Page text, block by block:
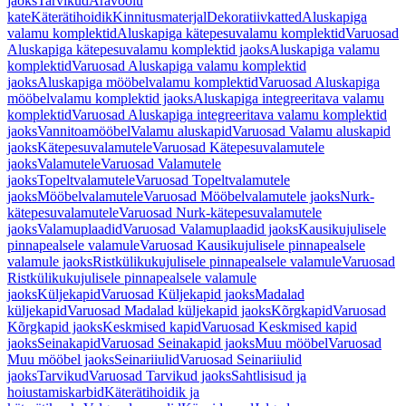
kateKäterätihoidikKinnitusmaterjalDekoratiivkattedAluskapiga
valamu komplektidAluskapiga kätepesuvalamu komplektidVaruosad
Aluskapiga kätepesuvalamu komplektid jaoksAluskapiga valamu
komplektidVaruosad Aluskapiga valamu komplektid
jaoksAluskapiga mööbelvalamu komplektidVaruosad Aluskapiga
mööbelvalamu komplektid jaoksAluskapiga integreeritava valamu
komplektidVaruosad Aluskapiga integreeritava valamu komplektid
jaoksVannitoamööbelValamu aluskapidVaruosad Valamu aluskapid
jaoksKätepesuvalamuteleVaruosad Kätepesuvalamutele
jaoksValamuteleVaruosad Valamutele
jaoksTopeltvalamuteleVaruosad Topeltvalamutele
jaoksMööbelvalamuteleVaruosad Mööbelvalamutele jaoksNurk-
kätepesuvalamuteleVaruosad Nurk-kätepesuvalamutele
jaoksValamuplaadidVaruosad Valamuplaadid jaoksKausikujulisele
pinnapealsele valamuleVaruosad Kausikujulisele pinnapealsele
valamule jaoksRistkülikukujulisele pinnapealsele valamuleVaruosad
Ristkülikukujulisele pinnapealsele valamule
jaoksKüljekapidVaruosad Küljekapid jaoksMadalad
küljekapidVaruosad Madalad küljekapid jaoksKõrgkapidVaruosad
Kõrgkapid jaoksKeskmised kapidVaruosad Keskmised kapid
jaoksSeinakapidVaruosad Seinakapid jaoksMuu mööbelVaruosad
Muu mööbel jaoksSeinariiulidVaruosad Seinariiulid
jaoksTarvikudVaruosad Tarvikud jaoksSahtlisisud ja
hoiustamiskarbidKäterätihoidik ja